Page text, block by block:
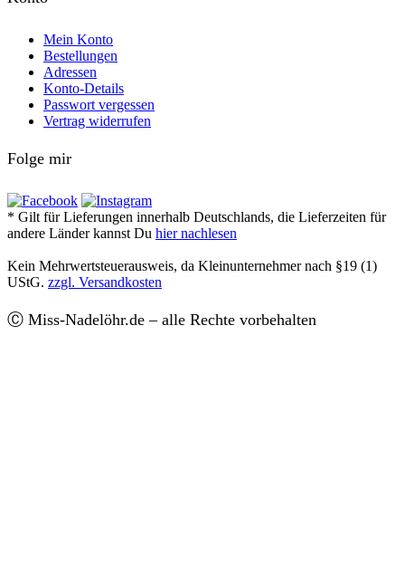
Mein Konto
Bestellungen
Adressen
Konto-Details
Passwort vergessen
Vertrag widerrufen
Folge mir
* Gilt für Lieferungen innerhalb Deutschlands, die Lieferzeiten für
andere Länder kannst Du hier nachlesen
Kein Mehrwertsteuerausweis, da Kleinunternehmer nach §19 (1)
UStG. zzgl. Versandkosten
Ⓒ Miss-Nadelöhr.de – alle Rechte vorbehalten